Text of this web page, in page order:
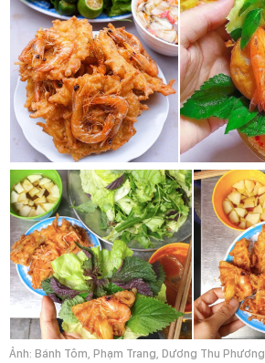
Ảnh: Bánh Tôm, Phạm Trang, Dương Thu Phương